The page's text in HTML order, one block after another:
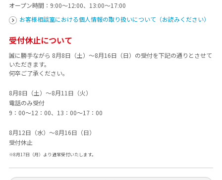
オープン時間：9:00～12:00、13:00～17:00
お客様相談室における個人情報の取り扱いについて（お読みください）
受付休止について
誠に勝手ながら 8月8日（土）～8月16日（日）の受付を下記の通りとさせて
いただきます。
何卒ご了承ください。
8月8日（土）～8月11日（火）
電話のみ受付
9：00～12：00、13：00～17：00
8月12日（水）～8月16日（日）
受付休止
※8月17日（月）より通常受付いたします。